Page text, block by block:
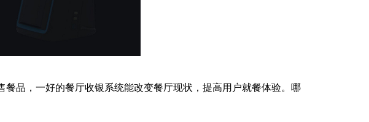
品，一好的餐厅收银系统能改变餐厅现状，提高用户就餐体验。哪